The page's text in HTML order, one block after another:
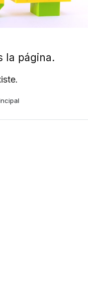
la página.